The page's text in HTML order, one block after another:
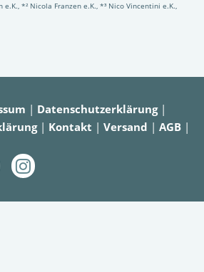
e.K., *² Nicola Franzen e.K., *³ Nico Vincentini e.K.,
| Datenschutzerklärung|
| Kontakt | Versand | AGB |